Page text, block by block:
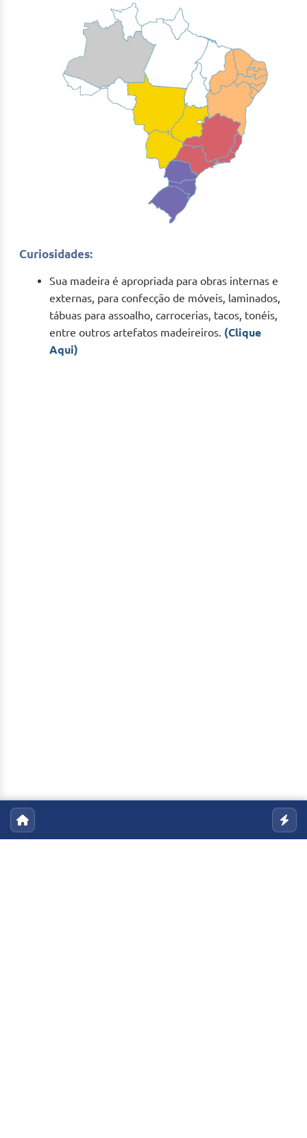
Curiosidades:
Sua madeira é apropriada para obras internas e
externas, para confecção de móveis, laminados,
tábuas para assoalho, carrocerias, tacos, tonéis,
entre outros artefatos madeireiros. (Clique
Aqui)